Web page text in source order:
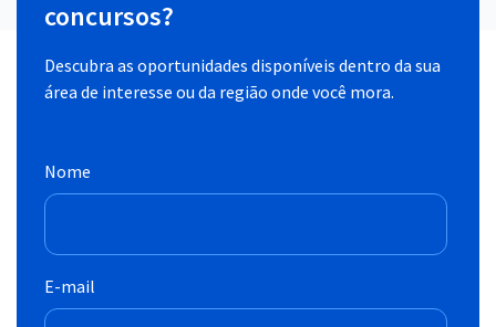
concursos?
Descubra as oportunidades disponíveis dentro da sua
área de interesse ou da região onde você mora.
Nome
E-mail